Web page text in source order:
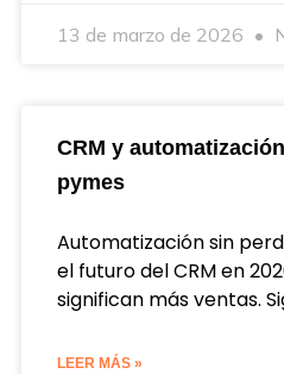
13 de marzo de 2026
CRM y
pymes
Automatización sin
el futuro del CRM en
significan más ventas.
LEER MÁS »